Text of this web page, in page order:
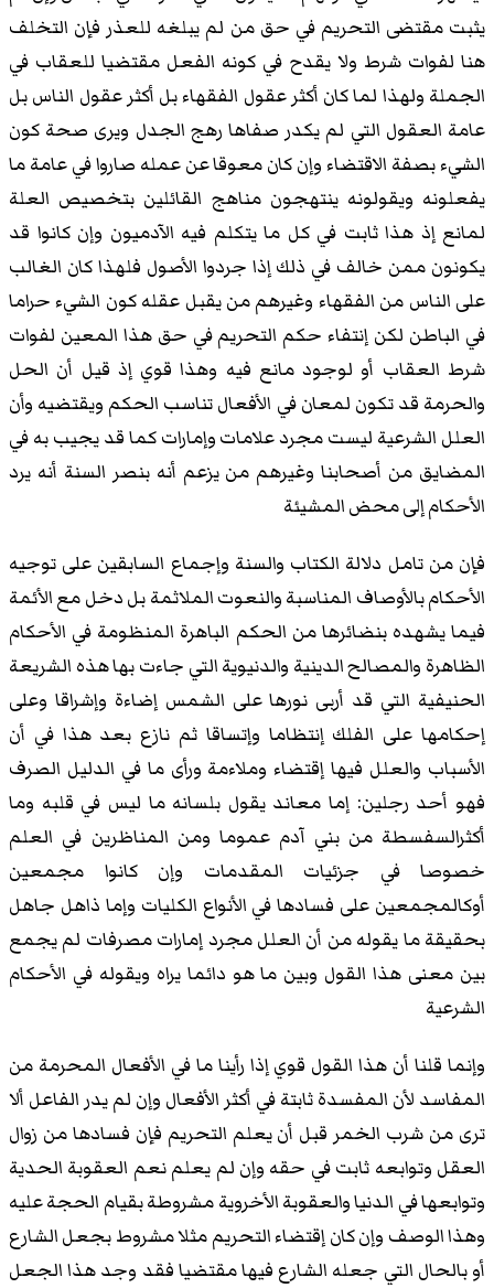
يثبت مقتضى التحريم في حق من لم يبلغه للعذر فإن التخلف
هنا لفوات شرط ولا يقدح في كونه الفعل مقتضيا للعقاب في
الجملة ولهذا لما كان أكثر عقول الفقهاء بل أكثر عقول الناس بل
عامة العقول التي لم يكدر صفاها رهج الجدل ويرى صحة كون
الشيء بصفة الاقتضاء وإن كان معوقا عن عمله صاروا في عامة ما
يفعلونه ويقولونه ينتهجون مناهج القائلين بتخصيص العلة
لمانع إذ هذا ثابت في كل ما يتكلم فيه الآدميون وإن كانوا قد
يكونون ممن خالف في ذلك إذا جردوا الأصول فلهذا كان الغالب
على الناس من الفقهاء وغيرهم من يقبل عقله كون الشيء حراما
في الباطن لكن إنتفاء حكم التحريم في حق هذا المعين لفوات
شرط العقاب أو لوجود مانع فيه وهذا قوي إذ قيل أن الحل
والحرمة قد تكون لمعان في الأفعال تناسب الحكم ويقتضيه وأن
العلل الشرعية ليست مجرد علامات وإمارات كما قد يجيب به في
المضايق من أصحابنا وغيرهم من يزعم أنه بنصر السنة أنه يرد
الأحكام إلى محض المشيئة
فإن من تامل دلالة الكتاب والسنة وإجماع السابقين على توجيه
الأحكام بالأوصاف المناسبة والنعوت الملاثمة بل دخل مع الأئمة
فيما يشهده بنضائرها من الحكم الباهرة المنظومة في الأحكام
الظاهرة والمصالح الدينية والدنيوية التي جاءت بها هذه الشريعة
الحنيفية التي قد أربى نورها على الشمس إضاءة وإشراقا وعلى
إحكامها على الفلك إنتظاما وإتساقا ثم نازع بعد هذا في أن
الأسباب والعلل فيها إقتضاء وملاءمة ورأى ما في الدليل الصرف
فهو أحد رجلين: إما معاند يقول بلسانه ما ليس في قلبه وما
أكثرالسفسطة من بني آدم عموما ومن المناظرين في العلم
خصوصا في جزئيات المقدمات وإن كانوا مجمعين
أوكالمجمعين على فسادها في الأنواع الكليات وإما ذاهل جاهل
بحقيقة ما يقوله من أن العلل مجرد إمارات مصرفات لم يجمع
بين معنى هذا القول وبين ما هو دائما يراه ويقوله في الأحكام
الشرعية
وإنما قلنا أن هذا القول قوي إذا رأينا ما في الأفعال المحرمة من
المفاسد لأن المفسدة ثابتة في أكثر الأفعال وإن لم يدر الفاعل ألا
ترى من شرب الخمر قبل أن يعلم التحريم فإن فسادها من زوال
العقل وتوابعه ثابت في حقه وإن لم يعلم نعم العقوبة الحدية
وتوابعها في الدنيا والعقوبة الأخروية مشروطة بقيام الحجة عليه
وهذا الوصف وإن كان إقتضاء التحريم مثلا مشروط بجعل الشارع
أو بالحال التي جعله الشارع فيها مقتضيا فقد وجد هذا الجعل